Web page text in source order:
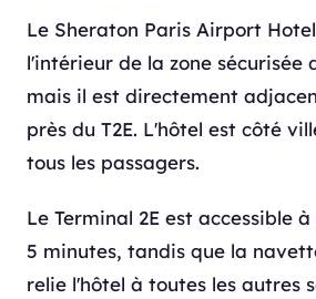
Le Sheraton Paris Airport
l'intérieur de la zone sécurisée
mais il est directement
près du T2E. L'hôtel est côté
tous les passagers.
Le Terminal 2E est accessible
5 minutes, tandis que la
relie l'hôtel à toutes les autres